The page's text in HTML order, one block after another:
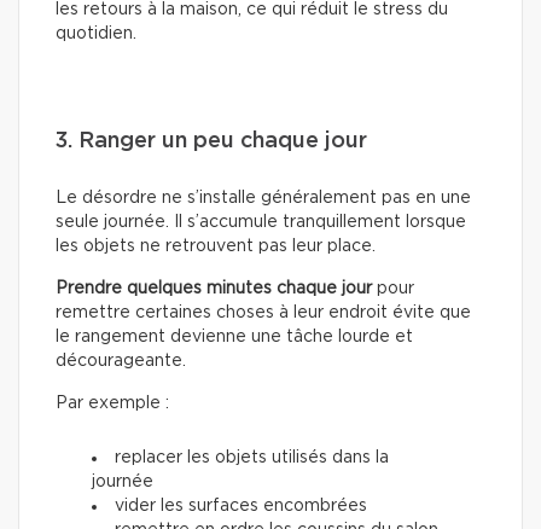
les retours à la maison, ce qui réduit le stress du
quotidien.
3. Ranger un peu chaque jour
Le désordre ne s’installe généralement pas en une
seule journée. Il s’accumule tranquillement lorsque
les objets ne retrouvent pas leur place.
Prendre quelques minutes chaque jourpour
remettre certaines choses à leur endroit évite que
le rangement devienne une tâche lourde et
décourageante.
Par exemple :
replacer les objets utilisés dans la
journée
vider les surfaces encombrées